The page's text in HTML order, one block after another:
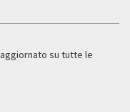
su tutte le